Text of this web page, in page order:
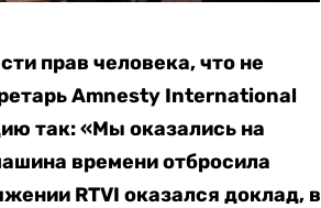
прав человека, что не
Amnesty International
так: «Мы оказались на
времени отбросила
RTVI оказался доклад, в